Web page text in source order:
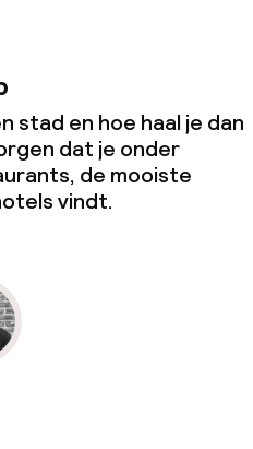
stad en hoe haal je dan
dat je onder
de mooiste
vindt.